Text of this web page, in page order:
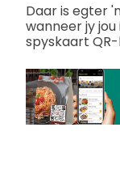
Daar is egter
wanneer jy
spyskaart